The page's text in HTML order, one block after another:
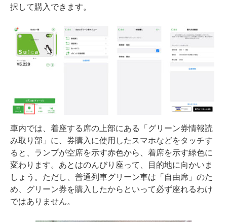
択して購入できます。
車内では、着座する席の上部にある「グリーン券情報読
み取り部」に、券購入に使用したスマホなどをタッチす
ると、ランプが空席を示す赤色から、着席を示す緑色に
変わります。あとはのんびり座って、目的地に向かいま
しょう。ただし、普通列車グリーン車は「自由席」のた
め、グリーン券を購入したからといって必ず座れるわけ
ではありません。